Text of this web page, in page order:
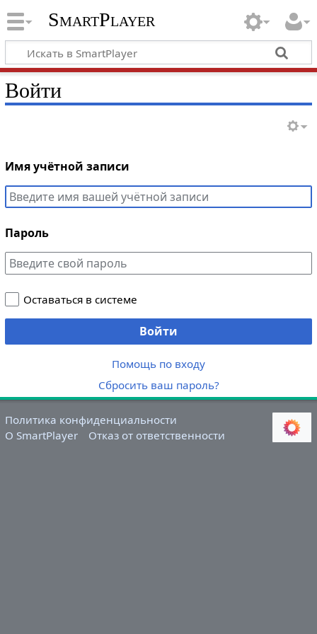
SmartPlayer
Войти
Имя учётной записи
Пароль
Оставаться в системе
Войти
Помощь по входу
Сбросить ваш пароль?
Политика конфиденциальности
О SmartPlayer
Отказ от ответственности